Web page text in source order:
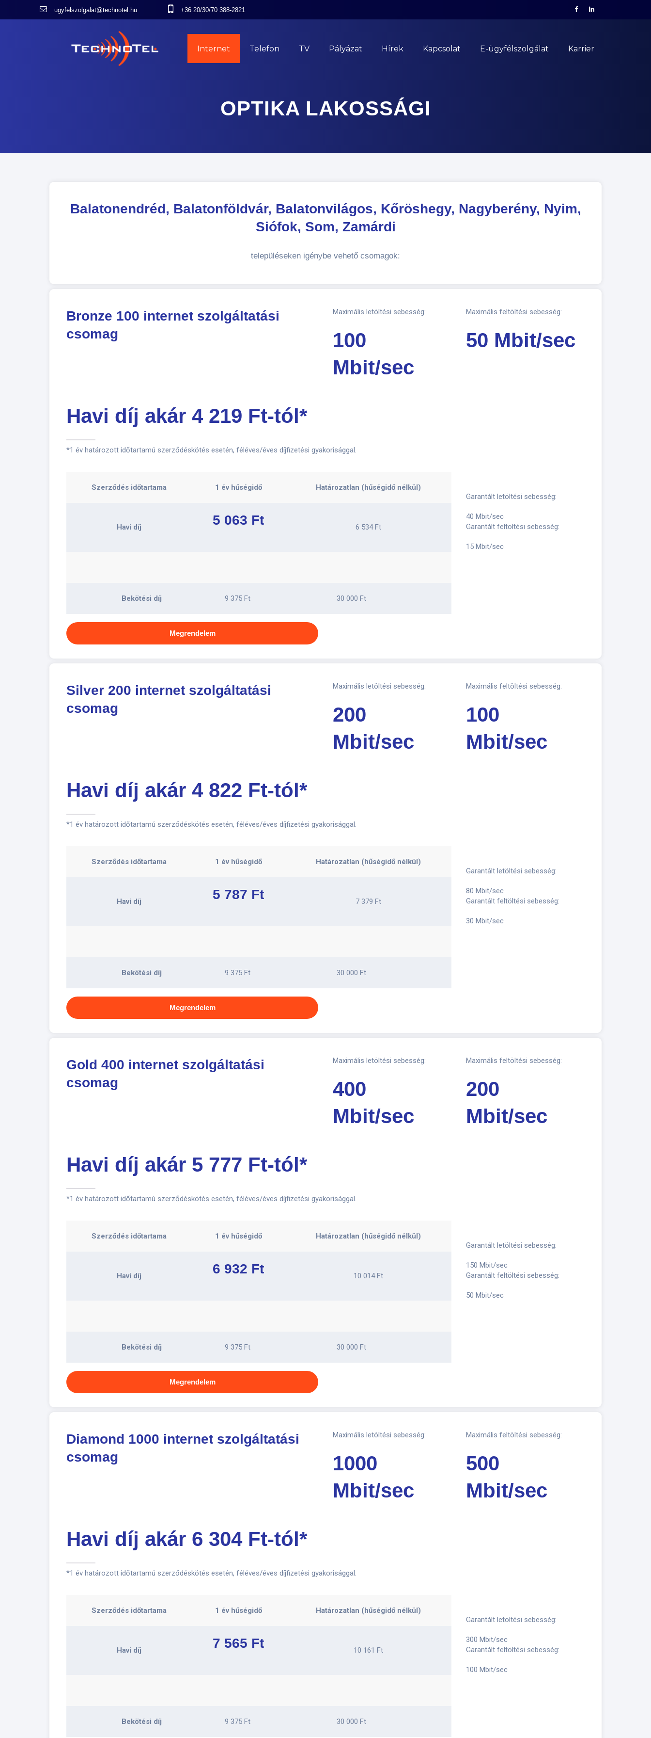
ugyfelszolgalat@technotel.hu +36 20/30/70 388-2821
Internet Telefon TV Pályázat Hírek Kapcsolat E-ügyfélszolgálat Karrier
OPTIKA LAKOSSÁGI
Balatonendréd, Balatonföldvár, Balatonvilágos, Kőröshegy, Nagyberény, Nyim,
Siófok, Som, Zamárdi
településeken igénybe vehető csomagok:
Bronze 100 internet szolgáltatási
csomag
Maximális letöltési sebesség:
100
Mbit/sec
Maximális feltöltési sebesség:
50 Mbit/sec
Havi díj akár 4 219 Ft-tól*
*1 év határozott időtartamú szerződéskötés esetén, féléves/éves díjfizetési gyakorisággal.
Szerződés időtartama 1 év hűségidő Határozatlan (hűségidő nélkül)
Havi díj 5 063 Ft 6 534 Ft
Bekötési díj 9 375 Ft 30 000 Ft
Garantált letöltési sebesség:
40 Mbit/sec
Garantált feltöltési sebesség:
15 Mbit/sec
Megrendelem
Silver 200 internet szolgáltatási
csomag
Maximális letöltési sebesség:
200
Mbit/sec
Maximális feltöltési sebesség:
100
Mbit/sec
Havi díj akár 4 822 Ft-tól*
*1 év határozott időtartamú szerződéskötés esetén, féléves/éves díjfizetési gyakorisággal.
Szerződés időtartama 1 év hűségidő Határozatlan (hűségidő nélkül)
Havi díj 5 787 Ft 7 379 Ft
Bekötési díj 9 375 Ft 30 000 Ft
Garantált letöltési sebesség:
80 Mbit/sec
Garantált feltöltési sebesség:
30 Mbit/sec
Megrendelem
Gold 400 internet szolgáltatási
csomag
Maximális letöltési sebesség:
400
Mbit/sec
Maximális feltöltési sebesség:
200
Mbit/sec
Havi díj akár 5 777 Ft-tól*
*1 év határozott időtartamú szerződéskötés esetén, féléves/éves díjfizetési gyakorisággal.
Szerződés időtartama 1 év hűségidő Határozatlan (hűségidő nélkül)
Havi díj 6 932 Ft 10 014 Ft
Bekötési díj 9 375 Ft 30 000 Ft
Garantált letöltési sebesség:
150 Mbit/sec
Garantált feltöltési sebesség:
50 Mbit/sec
Megrendelem
Diamond 1000 internet szolgáltatási
csomag
Maximális letöltési sebesség:
1000
Mbit/sec
Maximális feltöltési sebesség:
500
Mbit/sec
Havi díj akár 6 304 Ft-tól*
*1 év határozott időtartamú szerződéskötés esetén, féléves/éves díjfizetési gyakorisággal.
Szerződés időtartama 1 év hűségidő Határozatlan (hűségidő nélkül)
Havi díj 7 565 Ft 10 161 Ft
Bekötési díj 9 375 Ft 30 000 Ft
Garantált letöltési sebesség:
300 Mbit/sec
Garantált feltöltési sebesség:
100 Mbit/sec